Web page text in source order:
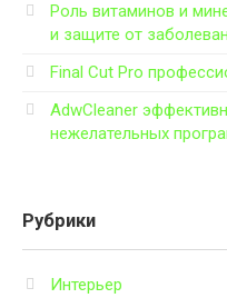
Роль витаминов и
и защите от
Final Cut Pro
AdwCleaner
нежелательных
Рубрики
Интерьер